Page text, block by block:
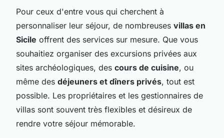
Pour ceux d'entre vous qui cherchent à
personnaliser leur séjour, de nombreuses villas en
Sicile offrent des services sur mesure. Que vous
souhaitiez organiser des excursions privées aux
sites archéologiques, des cours de cuisine, ou
même des déjeuners et dîners privés, tout est
possible. Les propriétaires et les gestionnaires de
villas sont souvent très flexibles et désireux de
rendre votre séjour mémorable.